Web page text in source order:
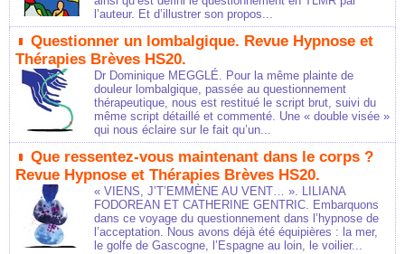
l’auteur. Et d’illustrer son propos...
Questionner un lombalgique. Revue Hypnose et
Thérapies Brèves HS20.
Dr Dominique MEGGLÉ. Pour la même plainte de
douleur lombalgique, passée au questionnement
thérapeutique, nous est restitué le script brut, suivi du
même script détaillé et commenté. Une « double visée »
qui nous éclaire sur le fait qu’un...
Que ressentez-vous maintenant dans le corps ?
Revue Hypnose et Thérapies Brèves HS20.
« VIENS, J’T’EMMÈNE AU VENT… ». LILIANA
FODOREAN ET CATHERINE GENTRIC. Embarquons
dans ce voyage du questionnement dans l’hypnose de
l’acceptation. Nous avons déjà été équipières : la mer,
le golfe de Gascogne, l’Espagne au loin, le voilier...